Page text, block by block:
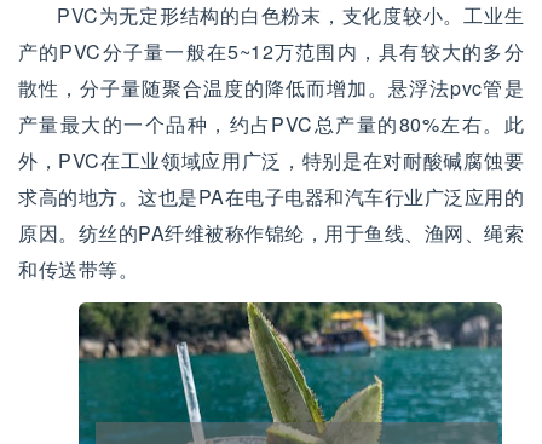
PVC为无定形结构的白色粉末，支化度较小。工业生
产的PVC分子量一般在5~12万范围内，具有较大的多分
散性，分子量随聚合温度的降低而增加。悬浮法pvc管是
产量最大的一个品种，约占PVC总产量的80%左右。此
外，PVC在工业领域应用广泛，特别是在对耐酸碱腐蚀要
求高的地方。这也是PA在电子电器和汽车行业广泛应用的
原因。纺丝的PA纤维被称作锦纶，用于鱼线、渔网、绳索
和传送带等。